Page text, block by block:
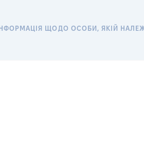
ІНФОРМАЦІЯ ЩОДО ОСОБИ, ЯКІЙ